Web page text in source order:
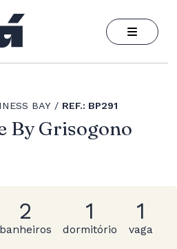
BAY REF.: BP291
By Grisogono
2
banheiros
1
dormitório
1
vaga